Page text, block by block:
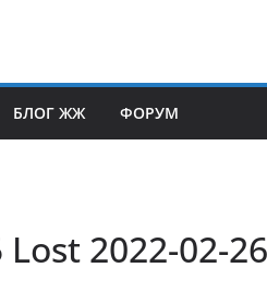
БЛОГ ЖЖ ФОРУМ
Lost 2022-02-26